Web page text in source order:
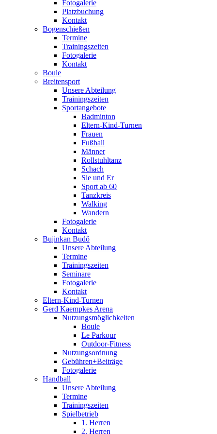
Fotogalerie
Platzbuchung
Kontakt
Bogenschießen
Termine
Trainingszeiten
Fotogalerie
Kontakt
Boule
Breitensport
Unsere Abteilung
Trainingszeiten
Sportangebote
Badminton
Eltern-Kind-Turnen
Frauen
Fußball
Männer
Rollstuhltanz
Schach
Sie und Er
Sport ab 60
Tanzkreis
Walking
Wandern
Fotogalerie
Kontakt
Bujinkan Budô
Unsere Abteilung
Termine
Trainingszeiten
Seminare
Fotogalerie
Kontakt
Eltern-Kind-Turnen
Gerd Kaempkes Arena
Nutzungsmöglichkeiten
Boule
Le Parkour
Outdoor-Fitness
Nutzungsordnung
Gebühren+Beiträge
Fotogalerie
Handball
Unsere Abteilung
Termine
Trainingszeiten
Spielbetrieb
1. Herren
2. Herren